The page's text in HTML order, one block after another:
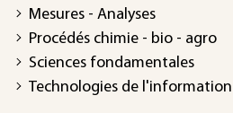
Mesures - Analyses
Procédés chimie - bio - agro
Sciences fondamentales
Technologies de l'information